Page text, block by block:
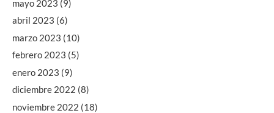
mayo 2023 (9)
abril 2023 (6)
marzo 2023 (10)
febrero 2023 (5)
enero 2023 (9)
diciembre 2022 (8)
noviembre 2022 (18)